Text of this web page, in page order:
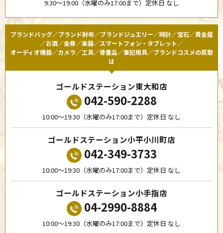
9:30〜19:00（水曜のみ17:00まで）定休日 なし
ブランドバッグ／ブランド財布／ブランドジュエリー／時計／宝石／貴金属
／お酒／金券／楽器／スマートフォン・タブレット／
オーディオ機器／カメラ／工具／骨董品／筆記用具／ブランドコスメの買取
は
ゴールドステーション東大和店
042-590-2288
10:00〜19:30（水曜のみ17:00まで）定休日 なし
ゴールドステーション小平小川町店
042-349-3733
10:00〜19:30（水曜のみ17:00まで）定休日 なし
ゴールドステーション小手指店
04-2990-8884
10:00〜19:30（水曜のみ17:00まで）定休日 なし